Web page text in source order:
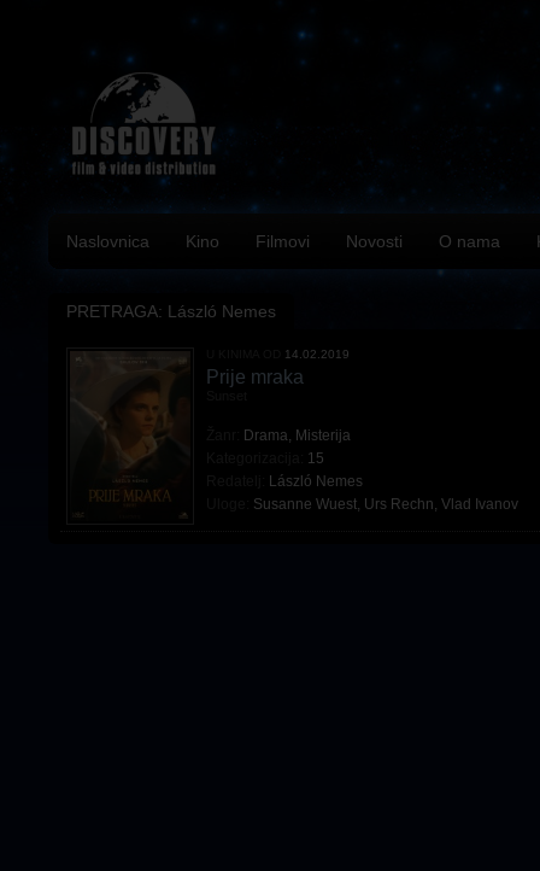
Naslovnica Kino Filmovi Novosti O nama
PRETRAGA: László Nemes
14.02.2019
Prije mraka
Drama, Misterija
15
László Nemes
Susanne Wuest, Urs Rechn, Vlad Ivanov